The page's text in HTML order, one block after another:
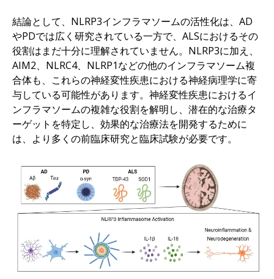
結論として、NLRP3インフラマソームの活性化は、AD
やPDでは広く研究されている一方で、ALSにおけるその
役割はまだ十分に理解されていません。NLRP3に加え、
AIM2、NLRC4、NLRP1などの他のインフラマソーム複
合体も、これらの神経変性疾患における神経病理学に寄
与している可能性があります。神経変性疾患におけるイ
ンフラマソームの複雑な役割を解明し、潜在的な治療タ
ーゲットを特定し、効果的な治療法を開発するために
は、より多くの前臨床研究と臨床試験が必要です。